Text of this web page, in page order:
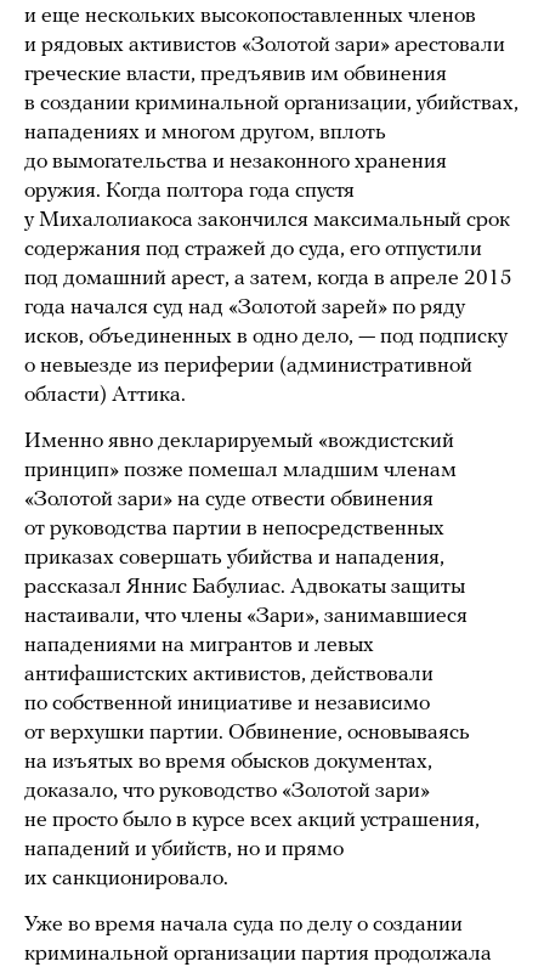
и еще нескольких высокопоставленных членов
и рядовых активистов «Золотой зари» арестовали
греческие власти, предъявив им обвинения
в создании криминальной организации, убийствах,
нападениях и многом другом, вплоть
до вымогательства и незаконного хранения
оружия. Когда полтора года спустя
у Михалолиакоса закончился максимальный срок
содержания под стражей до суда, его отпустили
под домашний арест, а затем, когда в апреле 2015
года начался суд над «Золотой зарей» по ряду
исков, объединенных в одно дело, — под подписку
о невыезде из периферии (административной
области) Аттика.
Именно явно декларируемый «вождистский
принцип» позже помешал младшим членам
«Золотой зари» на суде отвести обвинения
от руководства партии в непосредственных
приказах совершать убийства и нападения,
рассказал Яннис Бабулиас. Адвокаты защиты
настаивали, что члены «Зари», занимавшиеся
нападениями на мигрантов и левых
антифашистских активистов, действовали
по собственной инициативе и независимо
от верхушки партии. Обвинение, основываясь
на изъятых во время обысков документах,
доказало, что руководство «Золотой зари»
не просто было в курсе всех акций устрашения,
нападений и убийств, но и прямо
их санкционировало.
Уже во время начала суда по делу о создании
криминальной организации партия продолжала